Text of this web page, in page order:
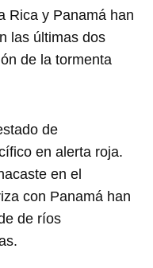
Rica y Panamá han
las últimas dos
de la tormenta
de
en alerta roja.
en el
con Panamá han
de ríos